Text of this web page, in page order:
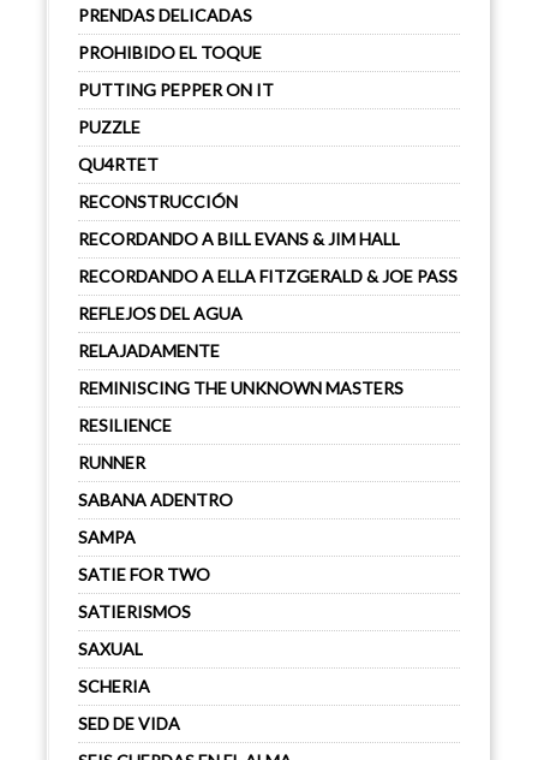
PRENDAS DELICADAS
PROHIBIDO EL TOQUE
PUTTING PEPPER ON IT
PUZZLE
QU4RTET
RECONSTRUCCIÓN
RECORDANDO A BILL EVANS & JIM HALL
RECORDANDO A ELLA FITZGERALD & JOE PASS
REFLEJOS DEL AGUA
RELAJADAMENTE
REMINISCING THE UNKNOWN MASTERS
RESILIENCE
RUNNER
SABANA ADENTRO
SAMPA
SATIE FOR TWO
SATIERISMOS
SAXUAL
SCHERIA
SED DE VIDA